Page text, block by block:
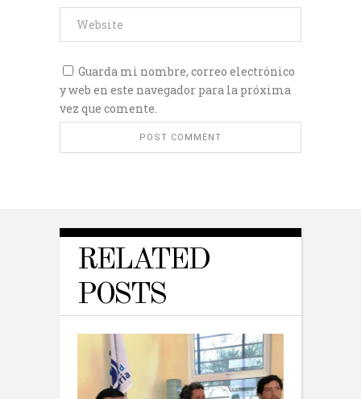
Guarda mi nombre, correo electrónico
y web en este navegador para la próxima
vez que comente.
RELATED
POSTS